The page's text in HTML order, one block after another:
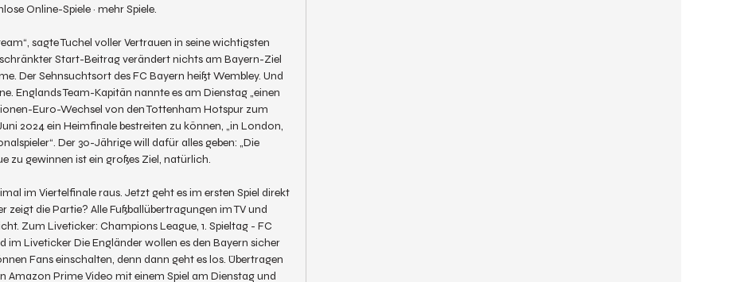
Online-Spiele · mehr Spiele.
sagte Tuchel voller Vertrauen in seine wichtigsten
Start-Beitrag verändert nichts am Bayern-Ziel
Der Sehnsuchtsort des FC Bayern heißt Wembley. Und
Englands Team-Kapitän nannte es am Dienstag „einen
Euro-Wechsel von den Tottenham Hotspur zum
2024 ein Heimfinale bestreiten zu können, „in London,
Der 30-Jährige will dafür alles geben: „Die
zu gewinnen ist ein großes Ziel, natürlich.
im Viertelfinale raus. Jetzt geht es im ersten Spiel direkt
zeigt die Partie? Alle Fußballübertragungen im TV und
Zum Liveticker: Champions League, 1. Spieltag - FC
im Liveticker Die Engländer wollen es den Bayern sicher
Fans einschalten, denn dann geht es los. Übertragen
Amazon Prime Video mit einem Spiel am Dienstag und